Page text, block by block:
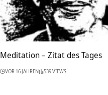
Meditation – Zitat des Tages
VOR 16 JAHREN 539 VIEWS